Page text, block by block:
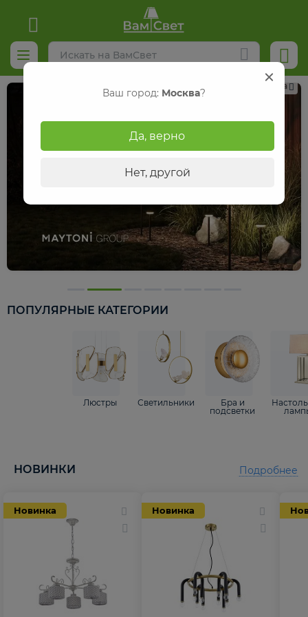
Реклама
ПОПУЛЯРНЫЕ КАТЕГОРИИ
Люстры Светильники
Бра и
подсветки
НОВИНКИ
Новинка Новинка
Подробнее
Ваш город: Москва?
Да, верно
Нет, другой